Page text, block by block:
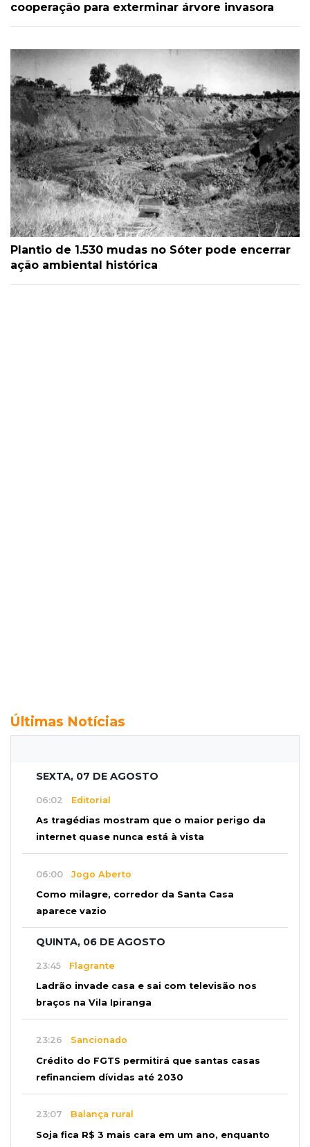
cooperação para exterminar árvore invasora
Plantio de 1.530 mudas no Sóter pode encerrar
ação ambiental histórica
Últimas Notícias
SEXTA, 07 DE AGOSTO
06:02 Editorial
As tragédias mostram que o maior perigo da
internet quase nunca está à vista
06:00 Jogo Aberto
Como milagre, corredor da Santa Casa
aparece vazio
QUINTA, 06 DE AGOSTO
23:45 Flagrante
Ladrão invade casa e sai com televisão nos
braços na Vila Ipiranga
23:26 Sancionado
Crédito do FGTS permitirá que santas casas
refinanciem dívidas até 2030
23:07 Balança rural
Soja fica R$ 3 mais cara em um ano, enquanto